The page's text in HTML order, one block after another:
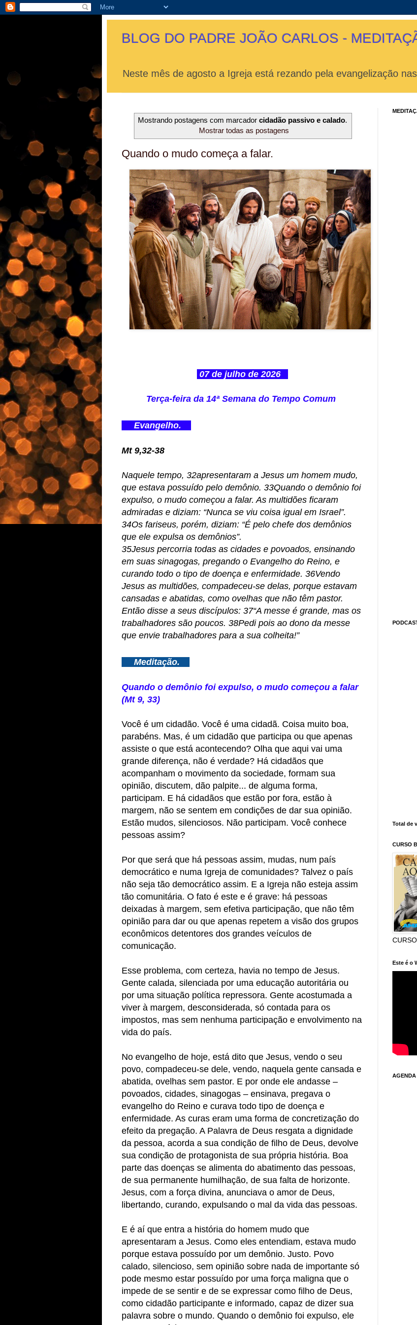
BLOG DO PADRE JOÃO CARLOS -
Neste mês de agosto a Igreja está rezando pela evangelização
Mostrando postagens com marcador cidadão passivo e calado.
Mostrar todas as postagens
Quando o mudo começa a falar.
07 de julho de 2026
Terça-feira da 14ª Semana do Tempo Comum
Evangelho.
Mt 9,32-38
Naquele tempo, 32apresentaram a Jesus um homem mudo,
que estava possuído pelo demônio. 33Quando o demônio foi
expulso, o mudo começou a falar. As multidões ficaram
admiradas e diziam: “Nunca se viu coisa igual em Israel”.
34Os fariseus, porém, diziam: “É pelo chefe dos demônios
que ele expulsa os demônios”.
35Jesus percorria todas as cidades e povoados, ensinando
em suas sinagogas, pregando o Evangelho do Reino, e
curando todo o tipo de doença e enfermidade. 36Vendo
Jesus as multidões, compadeceu-se delas, porque estavam
cansadas e abatidas, como ovelhas que não têm pastor.
Então disse a seus discípulos: 37“A messe é grande, mas os
trabalhadores são poucos. 38Pedi pois ao dono da messe
que envie trabalhadores para a sua colheita!”
Meditação.
Quando o demônio foi expulso, o mudo começou a falar
(Mt 9, 33)
Você é um cidadão. Você é uma cidadã. Coisa muito boa,
parabéns. Mas, é um cidadão que participa ou que apenas
assiste o que está acontecendo? Olha que aqui vai uma
grande diferença, não é verdade? Há cidadãos que
acompanham o movimento da sociedade, formam sua
opinião, discutem, dão palpite... de alguma forma,
participam. E há cidadãos que estão por fora, estão à
margem, não se sentem em condições de dar sua opinião.
Estão mudos, silenciosos. Não participam. Você conhece
pessoas assim?
Por que será que há pessoas assim, mudas, num país
democrático e numa Igreja de comunidades? Talvez o país
não seja tão democrático assim. E a Igreja não esteja assim
tão comunitária. O fato é este e é grave: há pessoas
deixadas à margem, sem efetiva participação, que não têm
opinião para dar ou que apenas repetem a visão dos grupos
econômicos detentores dos grandes veículos de
comunicação.
Esse problema, com certeza, havia no tempo de Jesus.
Gente calada, silenciada por uma educação autoritária ou
por uma situação política repressora. Gente acostumada a
viver à margem, desconsiderada, só contada para os
impostos, mas sem nenhuma participação e envolvimento na
vida do país.
No evangelho de hoje, está dito que Jesus, vendo o seu
povo, compadeceu-se dele, vendo, naquela gente cansada e
abatida, ovelhas sem pastor. E por onde ele andasse –
povoados, cidades, sinagogas – ensinava, pregava o
evangelho do Reino e curava todo tipo de doença e
enfermidade. As curas eram uma forma de concretização do
efeito da pregação. A Palavra de Deus resgata a dignidade
da pessoa, acorda a sua condição de filho de Deus, devolve
sua condição de protagonista de sua própria história. Boa
parte das doenças se alimenta do abatimento das pessoas,
de sua permanente humilhação, de sua falta de horizonte.
Jesus, com a força divina, anunciava o amor de Deus,
libertando, curando, expulsando o mal da vida das pessoas.
E é aí que entra a história do homem mudo que
apresentaram a Jesus. Como eles entendiam, estava mudo
porque estava possuído por um demônio. Justo. Povo
calado, silencioso, sem opinião sobre nada de importante só
pode mesmo estar possuído por uma força maligna que o
impede de se sentir e de se expressar como filho de Deus,
como cidadão participante e informado, capaz de dizer sua
palavra sobre o mundo. Quando o demônio foi expulso, ele
Total de
CURSO
Este é o
AGENDA